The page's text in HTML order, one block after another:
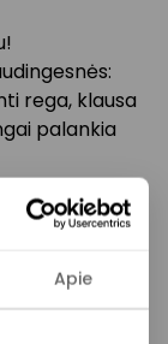
Apie
rega, klausa
palankia
MINI